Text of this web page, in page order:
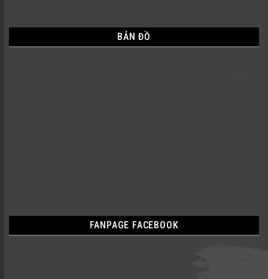
BẢN ĐỒ
FANPAGE FACEBOOK